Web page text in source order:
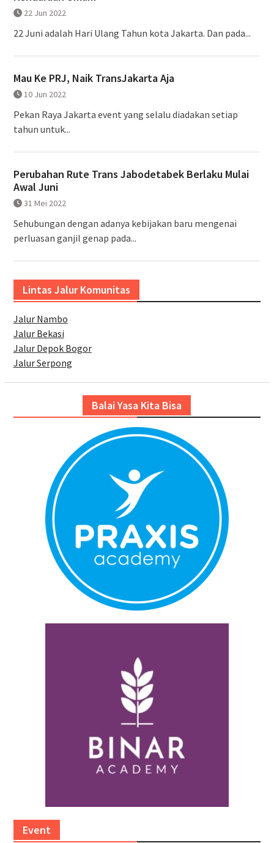
22 Jun 2022
22 Juni adalah Hari Ulang Tahun kota Jakarta. Dan pada...
Mau Ke PRJ, Naik TransJakarta Aja
10 Jun 2022
Pekan Raya Jakarta event yang selalu diadakan setiap
tahun untuk...
Perubahan Rute Trans Jabodetabek Berlaku Mulai
Awal Juni
31 Mei 2022
Sehubungan dengan adanya kebijakan baru mengenai
perluasan ganjil genap pada...
Lintas Jalur Komunitas
Jalur Nambo
Jalur Bekasi
Jalur Depok Bogor
Jalur Serpong
Balai Yasa Kita Bisa
Event